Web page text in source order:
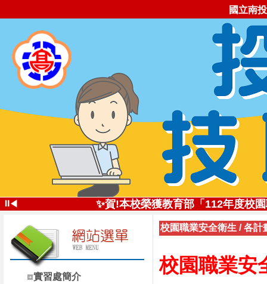
國立南
⏸◀
✨投高技職尚勇!✨113學年全國
✨賀!本校榮獲教育部「112年度校
投高技職讚!113年南投高中
✨五星好評 投高技職✨112學年全
自造實驗室受
南投縣高中職校長參
實習處簡介
校園職業安全衛生 /各計
校園職業安